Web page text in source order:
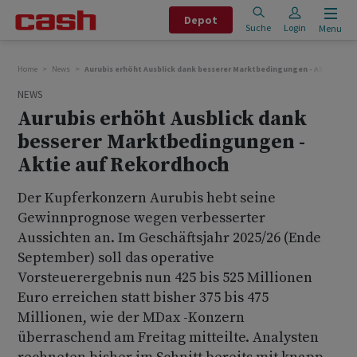
Depot
Suche Login Menu
Home News Aurubis erhöht Ausblick dank besserer Marktbedingungen - Aktie auf
NEWS
Aurubis erhöht Ausblick dank
besserer Marktbedingungen -
Aktie auf Rekordhoch
Der Kupferkonzern Aurubis hebt seine
Gewinnprognose wegen verbesserter
Aussichten an. Im Geschäftsjahr 2025/26 (Ende
September) soll das operative
Vorsteuerergebnis nun 425 bis 525 Millionen
Euro erreichen statt bisher 375 bis 475
Millionen, wie der MDax -Konzern
überraschend am Freitag mitteilte. Analysten